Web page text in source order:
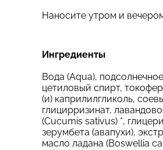
Наносите утром и
Ингредиенты
Вода (Aqua),
цетиловый спирт,
(и) каприлилгликоль,
глицирризинат,
(Cucumis sativus) *,
зерумбета (авапухи),
масло ладана (Boswellia